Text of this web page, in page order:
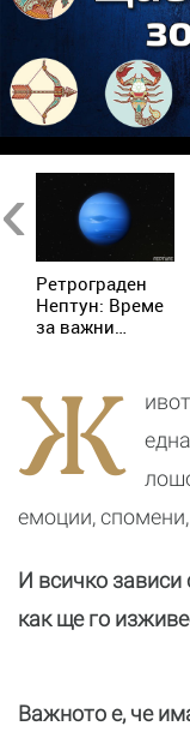
Ретрограден
Нептун: Време
за важни
Ж
емоции,
И всичко
как ще го
Важното е, че